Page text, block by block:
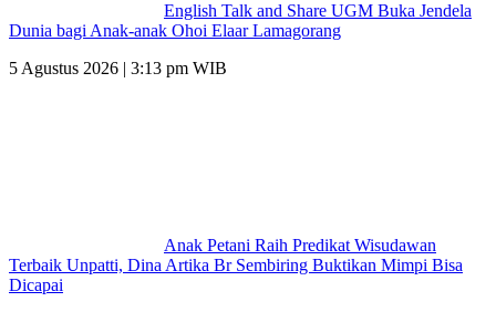
English Talk and Share UGM Buka Jendela
Dunia bagi Anak-anak Ohoi Elaar Lamagorang
5 Agustus 2026 | 3:13 pm WIB
Anak Petani Raih Predikat Wisudawan
Terbaik Unpatti, Dina Artika Br Sembiring Buktikan Mimpi Bisa
Dicapai